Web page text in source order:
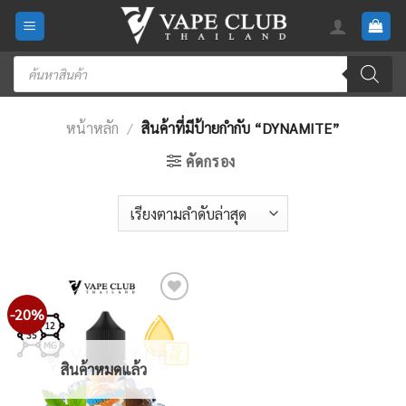
Skip
content
Products
search
หน้าหลัก / สินค้าที่มีป้ายกำกับ “DYNAMITE”
คัดกรอง
-20%
to
wishlist
สินค้าหมดแล้ว